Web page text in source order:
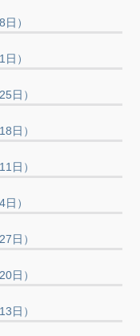
）
）
日）
日）
日）
）
日）
日）
日）